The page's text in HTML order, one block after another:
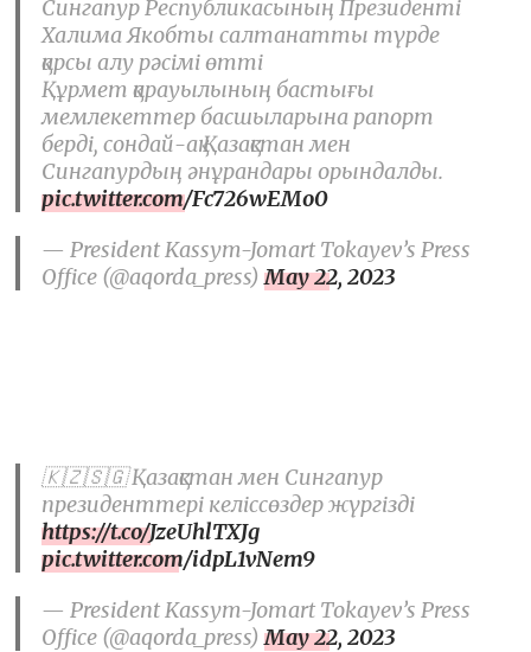
Сингапур Республикасының Президенті
Халима Якобты салтанатты түрде
қарсы алу рәсімі өтті
Құрмет қарауылының бастығы
мемлекеттер басшыларына рапорт
берді, сондай-ақ Қазақстан мен
Сингапурдың әнұрандары орындалды.
pic.twitter.com/Fc726wEMo0
— President Kassym-Jomart Tokayev’s Press
Office (@aqorda_press)May 22, 2023
🇰🇿🇸🇬 Қазақстан мен Сингапур
президенттері келіссөздер жүргізді
https://t.co/JzeUhlTXJg
pic.twitter.com/idpL1vNem9
— President Kassym-Jomart Tokayev’s Press
Office (@aqorda_press)May 22, 2023